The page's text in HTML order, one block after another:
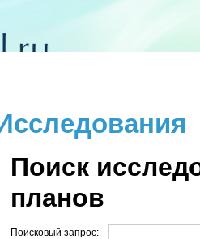
Поиск
планов
Поисковый запрос: